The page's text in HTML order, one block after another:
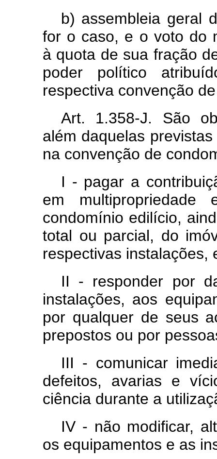
b) assembleia geral
for o caso, e o voto do
à quota de sua fração
poder político
respectiva convenção
Art. 1.358-J. São
além daquelas
na convenção de
I - pagar a
em
condomínio edilício,
total ou parcial, do
respectivas instalações,
II - responder por
instalações, aos
por qualquer de seus
prepostos ou por
III - comunicar
defeitos, avarias e
ciência durante a
IV - não modificar,
os equipamentos e as